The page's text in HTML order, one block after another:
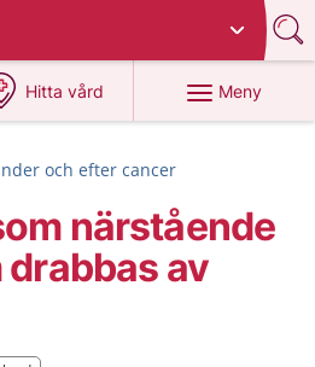
Hitta vård
på 1177.se
Meny
och efter cancer
närstående
av